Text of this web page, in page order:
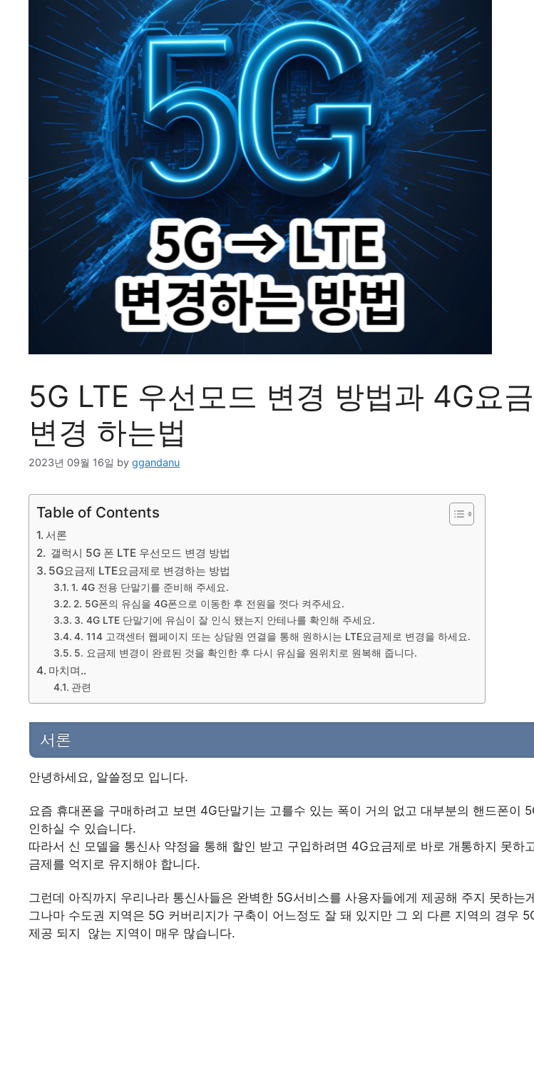
5G LTE 우선모드 변경 방법과 4G요
변경 하는법
2023년 09월 16일 by ggandanu
Table of Contents
서론
갤럭시 5G 폰 LTE 우선모드 변경 방법
5G요금제 LTE요금제로 변경하는 방법
1. 4G 전용 단말기를 준비해 주세요.
2. 5G폰의 유심을 4G폰으로 이동한 후 전원을 껏다 켜주세요.
3. 4G LTE 단말기에 유심이 잘 인식 됐는지 안테나를 확인해 주세요.
4. 114 고객센터 웹페이지 또는 상담원 연결을 통해 원하시는 LTE요금제로 변경을 하세요.
5. 요금제 변경이 완료된 것을 확인한 후 다시 유심을 원위치로 원복해 줍니다.
마치며..
관련
서론
안녕하세요, 알쓸정모 입니다.
요즘 휴대폰을 구매하려고 보면 4G단말기는 고를수 있는 폭이 거의 없고 대부분의 핸드폰이
인하실 수 있습니다.
따라서 신 모델을 통신사 약정을 통해 할인 받고 구입하려면 4G요금제로 바로 개통하지 못하
금제를 억지로 유지해야 합니다.
그런데 아직까지 우리나라 통신사들은 완벽한 5G서비스를 사용자들에게 제공해 주지 못하는
그나마 수도권 지역은 5G 커버리지가 구축이 어느정도 잘 돼 있지만 그 외 다른 지역의 경우
제공 되지 않는 지역이 매우 많습니다.